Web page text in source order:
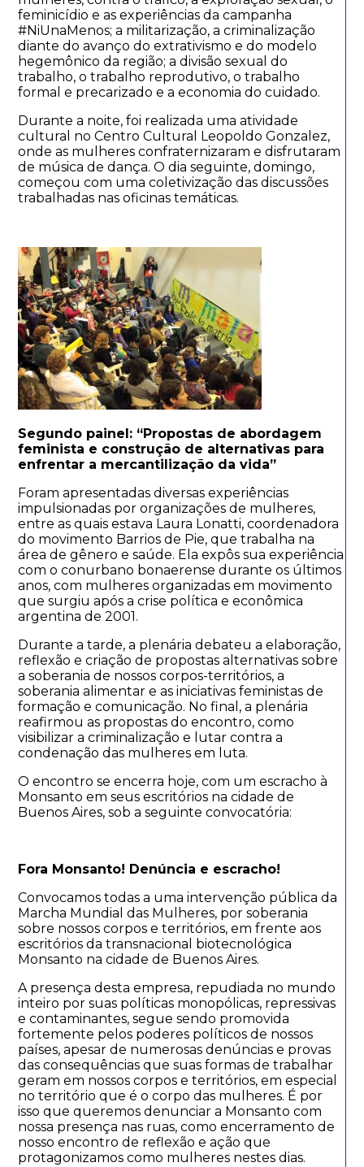
feminicídio e as experiências da campanha
#NiUnaMenos; a militarização, a criminalização
diante do avanço do extrativismo e do modelo
hegemônico da região; a divisão sexual do
trabalho, o trabalho reprodutivo, o trabalho
formal e precarizado e a economia do cuidado.
Durante a noite, foi realizada uma atividade
cultural no Centro Cultural Leopoldo Gonzalez,
onde as mulheres confraternizaram e disfrutaram
de música de dança. O dia seguinte, domingo,
começou com uma coletivização das discussões
trabalhadas nas oficinas temáticas.
Segundo painel: “Propostas de abordagem
feminista e construção de alternativas para
enfrentar a mercantilização da vida”
Foram apresentadas diversas experiências
impulsionadas por organizações de mulheres,
entre as quais estava Laura Lonatti, coordenadora
do movimento Barrios de Pie, que trabalha na
área de gênero e saúde. Ela expôs sua experiência
com o conurbano bonaerense durante os últimos
anos, com mulheres organizadas em movimento
que surgiu após a crise política e econômica
argentina de 2001.
Durante a tarde, a plenária debateu a elaboração,
reflexão e criação de propostas alternativas sobre
a soberania de nossos corpos-territórios, a
soberania alimentar e as iniciativas feministas de
formação e comunicação. No final, a plenária
reafirmou as propostas do encontro, como
visibilizar a criminalização e lutar contra a
condenação das mulheres em luta.
O encontro se encerra hoje, com um escracho à
Monsanto em seus escritórios na cidade de
Buenos Aires, sob a seguinte convocatória:
Fora Monsanto! Denúncia e escracho!
Convocamos todas a uma intervenção pública da
Marcha Mundial das Mulheres, por soberania
sobre nossos corpos e territórios, em frente aos
escritórios da transnacional biotecnológica
Monsanto na cidade de Buenos Aires.
A presença desta empresa, repudiada no mundo
inteiro por suas políticas monopólicas, repressivas
e contaminantes, segue sendo promovida
fortemente pelos poderes políticos de nossos
países, apesar de numerosas denúncias e provas
das consequências que suas formas de trabalhar
geram em nossos corpos e territórios, em especial
no território que é o corpo das mulheres. É por
isso que queremos denunciar a Monsanto com
nossa presença nas ruas, como encerramento de
nosso encontro de reflexão e ação que
protagonizamos como mulheres nestes dias.